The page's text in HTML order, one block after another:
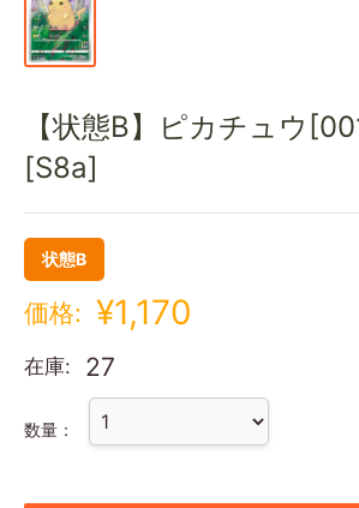
【状態B】ピカチュウ
[S8a]
状態B
価格: ¥1,170
在庫: 27
数量：